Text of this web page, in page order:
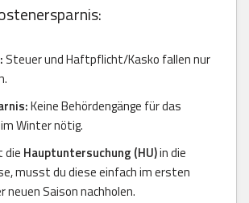
Steuer und Haftpflicht/Kasko fallen nur
Keine Behördengänge für das
Winter nötig.
die Hauptuntersuchung (HU)in die
musst du diese einfach im ersten
neuen Saison nachholen.